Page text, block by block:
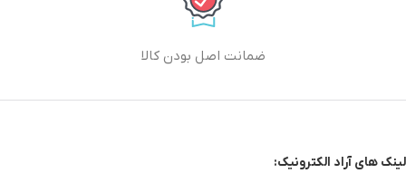
ضمانت اصل بودن کالا
لینک های آراد الکترونیک: